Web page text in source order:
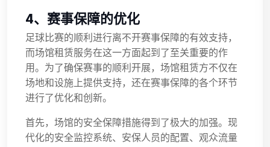
4、赛事保障的优化
足球比赛的顺利进行离不开赛事保障的有效支持，
而场馆租赁服务在这一方面起到了至关重要的作
用。为了确保赛事的顺利开展，场馆租赁方不仅在
场地和设施上提供支持，还在赛事保障的各个环节
进行了优化和创新。
首先，场馆的安全保障措施得到了极大的加强。现
代化的安全监控系统、安保人员的配置、观众流量